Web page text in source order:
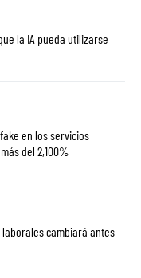
la IA pueda utilizarse
en los servicios
del 2,100%
cambiará antes